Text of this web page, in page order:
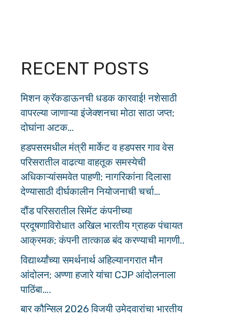
RECENT POSTS
मिशन क्रॅकडाऊनची धडक कारवाई! नशेसाठी
वापरल्या जाणाऱ्या इंजेक्शनचा मोठा साठा जप्त;
दोघांना अटक…
हडपसरमधील मंत्री मार्केट व हडपसर गाव वेस
परिसरातील वाढत्या वाहतूक समस्येची
अधिकाऱ्यांसमवेत पाहणी; नागरिकांना दिलासा
देण्यासाठी दीर्घकालीन नियोजनाची चर्चा…
दौंड परिसरातील सिमेंट कंपनीच्या
प्रदूषणाविरोधात अखिल भारतीय ग्राहक पंचायत
आक्रमक; कंपनी तात्काळ बंद करण्याची मागणी..
विद्यार्थ्यांच्या समर्थनार्थ अहिल्यानगरात मौन
आंदोलन; अण्णा हजारे यांचा CJP आंदोलनाला
पाठिंबा….
बार कौन्सिल 2026 विजयी उमेदवारांचा भारतीय